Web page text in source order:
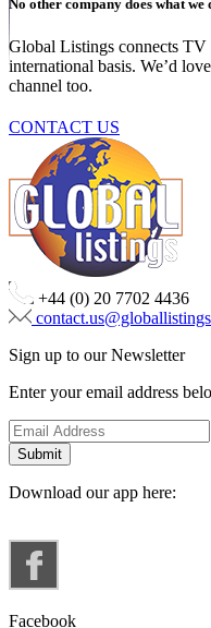
No other company does what we
Global Listings connects TV
international basis. We’d
channel too.
CONTACT US
+44 (0) 20 7702 4436
Sign up to our Newsletter
Enter your email address
Download our app here:
Facebook